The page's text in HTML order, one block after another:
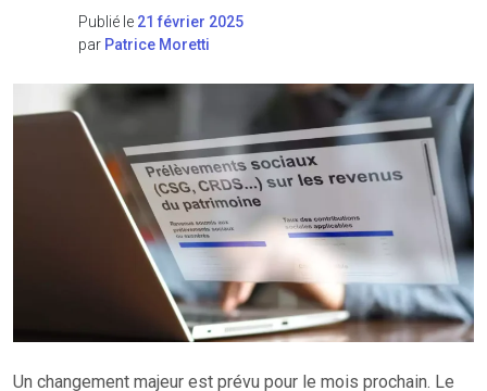
Publié le 21 février 2025
par Patrice Moretti
Un changement majeur est prévu pour le mois prochain. Le